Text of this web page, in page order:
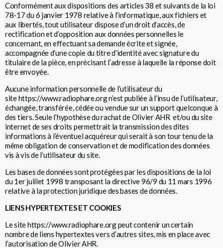
Conformément aux dispositions des articles 38 et suivants de la loi
78-17 du 6 janvier 1978 relative à l’informatique, aux fichiers et
aux libertés, tout utilisateur dispose d’un droit d’accès, de
rectification et d’opposition aux données personnelles le
concernant, en effectuant sa demande écrite et signée,
accompagnée d’une copie du titre d’identité avec signature du
titulaire de la pièce, en précisant l’adresse à laquelle la réponse doit
être envoyée.
Aucune information personnelle de l’utilisateur du
sitehttps://www.radiophare.orgn’est publiée à l’insu de l’utilisateur,
échangée, transférée, cédée ou vendue sur un support quelconque à
des tiers. Seule l’hypothèse du rachat de Olivier AHR et/ou du site
internet de ses droits permettrait la transmission des dites
informations à l’éventuel acquéreur qui serait à son tour tenu de la
même obligation de conservation et de modification des données
vis à vis de l’utilisateur du site.
Les bases de données sont protégées par les dispositions de la loi
du 1er juillet 1998 transposant la directive 96/9 du 11 mars 1996
relative à la protection juridique des bases de données.
LIENS HYPERTEXTES ET COOKIES
Le sitehttps://www.radiophare.orgpeut contenir un certain
nombre de liens hypertextes vers d’autres sites, mis en place avec
l’autorisation de Olivier AHR.